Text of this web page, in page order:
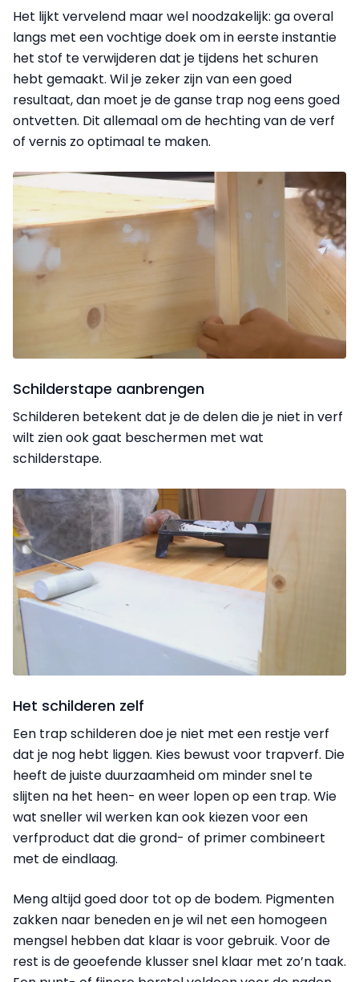
Het lijkt vervelend maar wel noodzakelijk: ga overal
langs met een vochtige doek om in eerste instantie
het stof te verwijderen dat je tijdens het schuren
hebt gemaakt. Wil je zeker zijn van een goed
resultaat, dan moet je de ganse trap nog eens goed
ontvetten. Dit allemaal om de hechting van de verf
of vernis zo optimaal te maken.
Schilderstape aanbrengen
Schilderen betekent dat je de delen die je niet in verf
wilt zien ook gaat beschermen met wat
schilderstape.
Het schilderen zelf
Een trap schilderen doe je niet met een restje verf
dat je nog hebt liggen. Kies bewust voor trapverf. Die
heeft de juiste duurzaamheid om minder snel te
slijten na het heen- en weer lopen op een trap. Wie
wat sneller wil werken kan ook kiezen voor een
verfproduct dat die grond- of primer combineert
met de eindlaag.
Meng altijd goed door tot op de bodem. Pigmenten
zakken naar beneden en je wil net een homogeen
mengsel hebben dat klaar is voor gebruik. Voor de
rest is de geoefende klusser snel klaar met zo’n taak.